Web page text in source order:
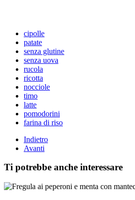
cipolle
patate
senza glutine
senza uova
rucola
ricotta
nocciole
timo
latte
pomodorini
farina di riso
Indietro
Avanti
Ti potrebbe anche interessare